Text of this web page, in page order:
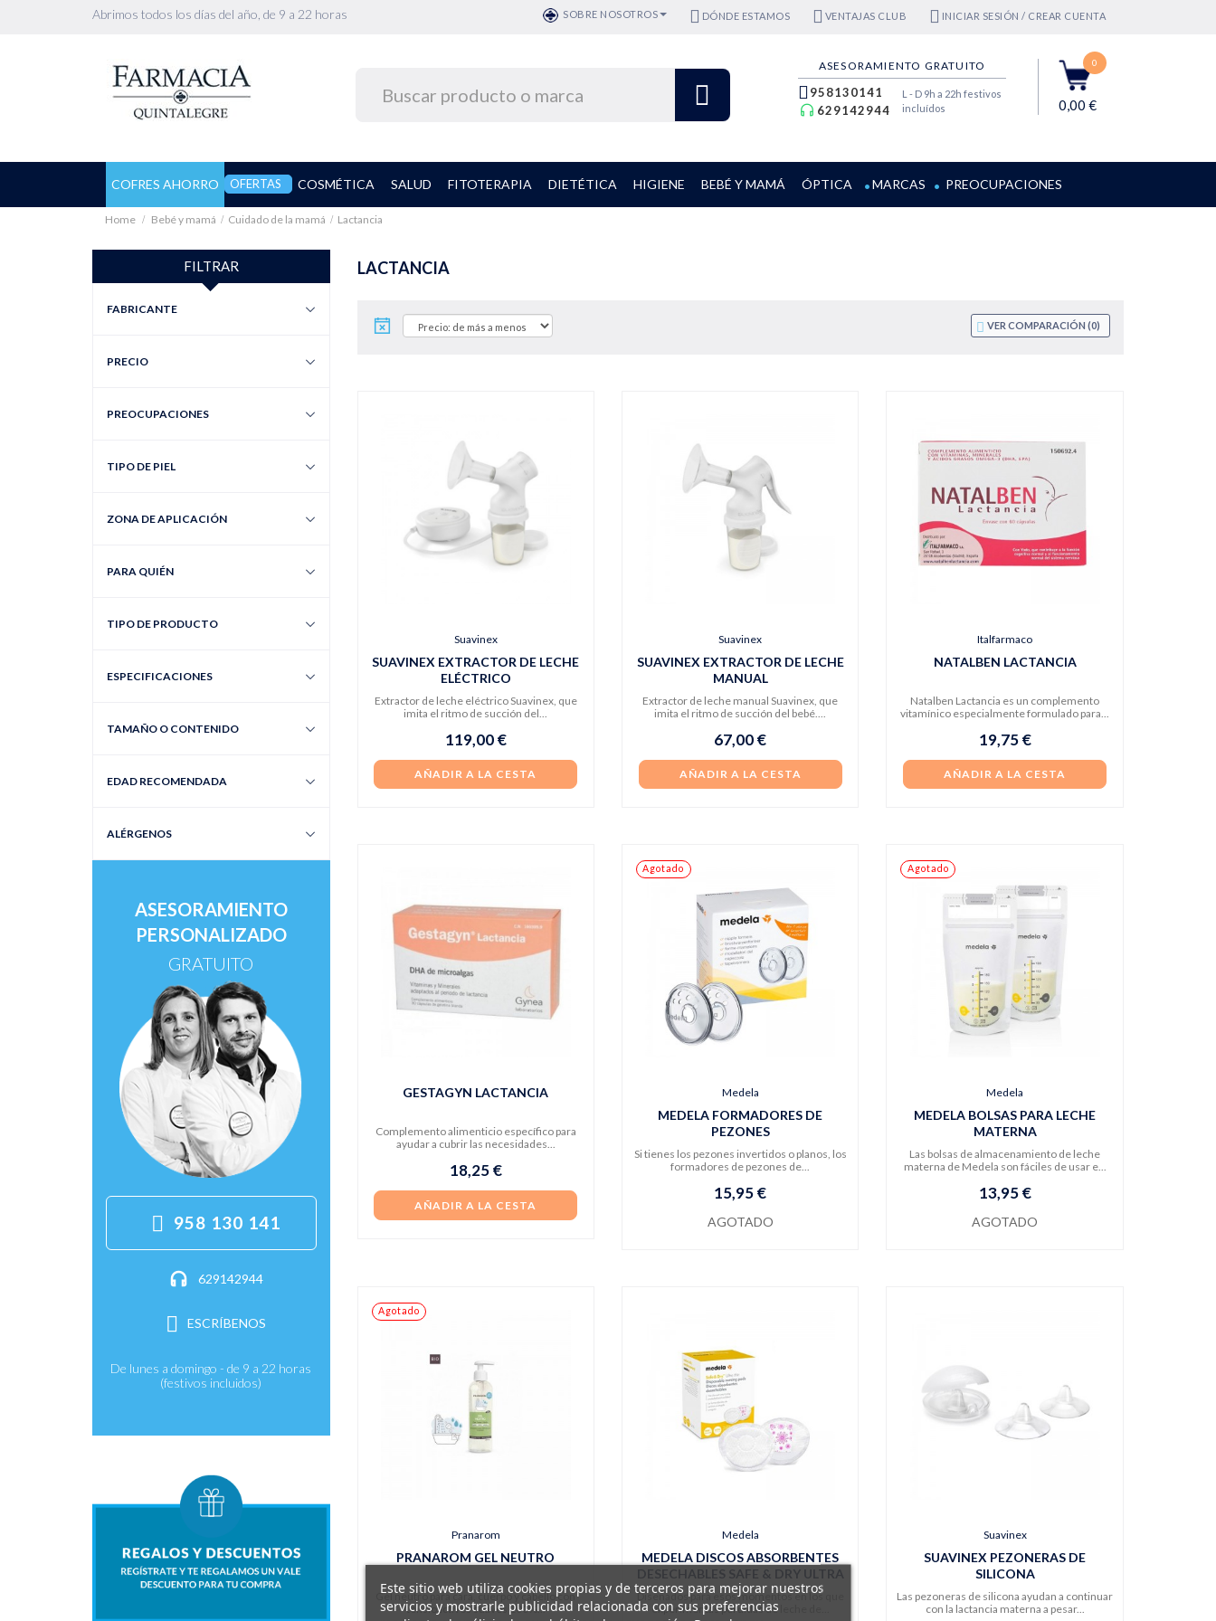
Abrimos todos los días del año, de 9 a 22 horas SOBRE NOSOTROS DÓNDE ESTAMOS VENTAJAS CLUB INICIAR SESIÓN / CREAR CUENTA
ASESORAMIENTO GRATUITO
958130141
629142944
L - D 9h a 22h festivos
incluídos
0
0,00 €
COFRES AHORRO OFERTAS COSMÉTICA SALUD FITOTERAPIA DIETÉTICA HIGIENE BEBÉ Y MAMÁ ÓPTICA MARCAS PREOCUPACIONES
Home Bebé y mamá Cuidado de la mamá Lactancia
FILTRAR
FABRICANTE
PRECIO
PREOCUPACIONES
TIPO DE PIEL
ZONA DE APLICACIÓN
PARA QUIÉN
TIPO DE PRODUCTO
ESPECIFICACIONES
TAMAÑO O CONTENIDO
EDAD RECOMENDADA
ALÉRGENOS
ASESORAMIENTO
PERSONALIZADO
GRATUITO
958 130 141
629142944
ESCRÍBENOS
De lunes a domingo - de 9 a 22 horas
(festivos incluidos)
LACTANCIA
VER COMPARACIÓN (0)
Suavinex
SUAVINEX EXTRACTOR DE LECHE
ELÉCTRICO
Extractor de leche eléctrico Suavinex, que
imita el ritmo de succión del...
119,00 €
AÑADIR A LA CESTA
Suavinex
SUAVINEX EXTRACTOR DE LECHE
MANUAL
Extractor de leche manual Suavinex, que
imita el ritmo de succión del bebé....
67,00 €
AÑADIR A LA CESTA
Italfarmaco
NATALBEN LACTANCIA
Natalben Lactancia es un complemento
vitamínico especialmente formulado para...
19,75 €
AÑADIR A LA CESTA
GESTAGYN LACTANCIA
Complemento alimenticio específico para
ayudar a cubrir las necesidades...
18,25 €
AÑADIR A LA CESTA
Agotado
Medela
MEDELA FORMADORES DE
PEZONES
Si tienes los pezones invertidos o planos, los
formadores de pezones de...
15,95 €
AGOTADO
Agotado
Medela
MEDELA BOLSAS PARA LECHE
MATERNA
Las bolsas de almacenamiento de leche
materna de Medela son fáciles de usar e...
13,95 €
AGOTADO
Agotado
Pranarom
PRANAROM GEL NEUTRO
Gel neutro para cara, cuerpo y cabello con
tensioactivos suaves 100%...
Medela
MEDELA DISCOS ABSORBENTES
DESECHABLES SAFE & DRY ULTRA
THIN
Diseñados para esos momentos en los que
experimentas pérdidas de leche de...
Suavinex
SUAVINEX PEZONERAS DE
SILICONA
Las pezoneras de silicona ayudan a continuar
con la lactancia materna a pesar...
Este sitio web utiliza cookies propias y de terceros para mejorar nuestros
servicios y mostrarle publicidad relacionada con sus preferencias